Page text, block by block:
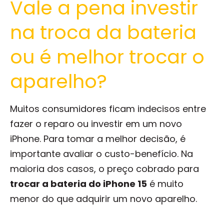
Vale a pena investir
na troca da bateria
ou é melhor trocar o
aparelho?
Muitos consumidores ficam indecisos entre
fazer o reparo ou investir em um novo
iPhone. Para tomar a melhor decisão, é
importante avaliar o custo-benefício. Na
maioria dos casos, o preço cobrado para
trocar a bateria do iPhone 15 é muito
menor do que adquirir um novo aparelho.